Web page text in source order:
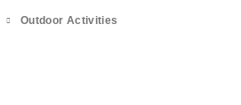
Outdoor Activities